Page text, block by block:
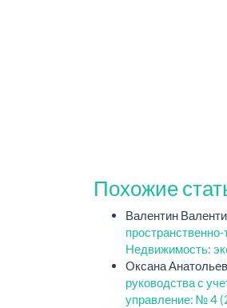
Похожие
Валентин
Недвижимость:
Оксана
руководства с
управление: № 4